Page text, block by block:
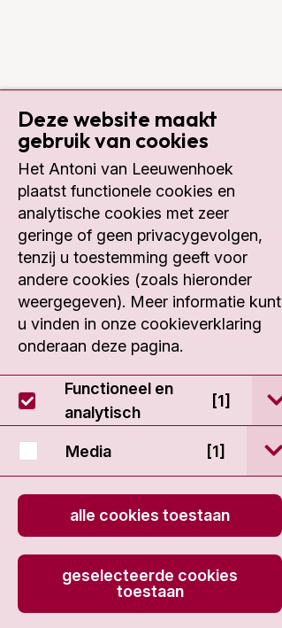
Contact
Plesmanlaan 121
1066 CX Amsterdam
020 512 9111
Bezoektijden
Ma-Vrij:
10:30 - 13:00 en 15:00
Weekend: 10:30 - 20:00
IC:
10:00 - 22:00
© 2026 - Antoni van Leeuwenhoek
Deze website maakt
gebruik van cookies
Het Antoni van Leeuwenhoek
plaatst functionele cookies en
analytische cookies met zeer
geringe of geen privacygevolgen,
tenzij u toestemming geeft voor
andere cookies (zoals hieronder
weergegeven). Meer informatie kunt
u vinden in onze cookieverklaring
onderaan deze pagina.
Functioneel en
analytisch
[1]
Media [1]
alle cookies toestaan
geselecteerde cookies
toestaan